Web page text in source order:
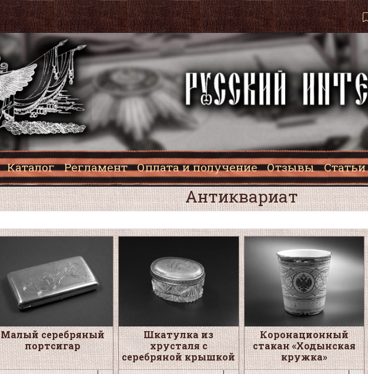
Каталог Регламент Оплата и получение Отзывы Статьи
Антиквариат
Малый серебряный
портсигар
Шкатулка из
хрусталя с
серебряной крышкой
Коронационный
стакан «Ходынская
кружка»